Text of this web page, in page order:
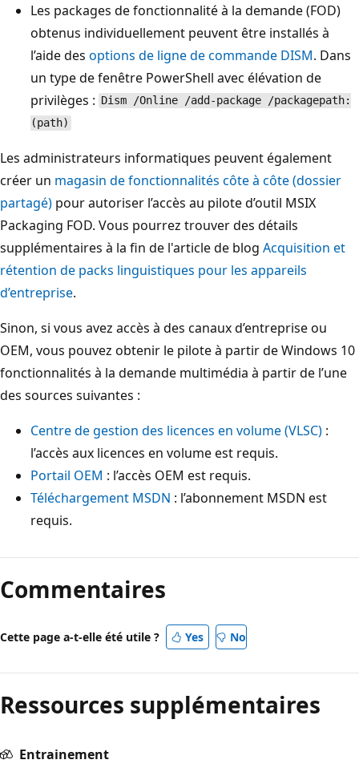
Les packages de fonctionnalité à la demande (FOD)
obtenus individuellement peuvent être installés à
l’aide des options de ligne de commande DISM. Dans
un type de fenêtre PowerShell avec élévation de
privilèges : Dism /Online /add-package /packagepath:
(path)
Les administrateurs informatiques peuvent également
créer un magasin de fonctionnalités côte à côte (dossier
partagé) pour autoriser l’accès au pilote d’outil MSIX
Packaging FOD. Vous pourrez trouver des détails
supplémentaires à la fin de l'article de blog Acquisition et
rétention de packs linguistiques pour les appareils
d’entreprise.
Sinon, si vous avez accès à des canaux d’entreprise ou
OEM, vous pouvez obtenir le pilote à partir de Windows 10
fonctionnalités à la demande multimédia à partir de l’une
des sources suivantes :
Centre de gestion des licences en volume (VLSC) :
l’accès aux licences en volume est requis.
Portail OEM : l’accès OEM est requis.
Téléchargement MSDN : l’abonnement MSDN est
requis.
Mode
lecture
désactivé
Commentaires
Cette page a-t-elle été utile ? Yes No
Ressources supplémentaires
Entrainement